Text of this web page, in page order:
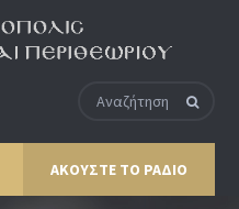
ΑΚΟΥΣΤΕ ΤΟ ΡΑΔΙΟ